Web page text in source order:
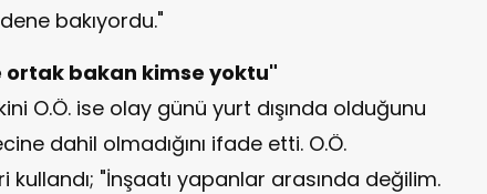
bakıyordu."
ortak bakan kimse yoktu"
O.Ö. ise olay günü yurt dışında olduğunu
dahil olmadığını ifade etti. O.Ö.
kullandı; "İnşaatı yapanlar arasında değilim.